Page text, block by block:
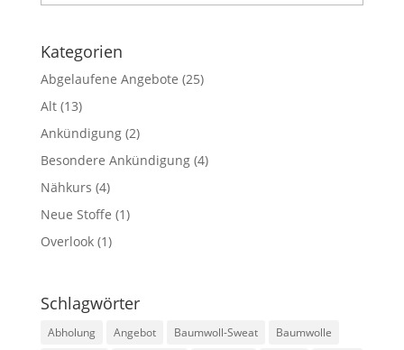
Kategorien
Abgelaufene Angebote (25)
Alt(13)
Ankündigung(2)
Besondere Ankündigung(4)
Nähkurs (4)
Neue Stoffe (1)
Overlook(1)
Schlagwörter
Abholung Angebot Baumwoll-Sweat
Baumwolle